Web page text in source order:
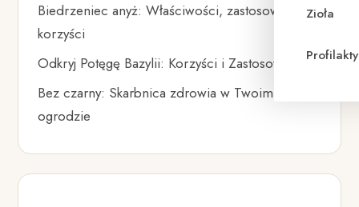
Zioła
Biedrzeniec anyż: Właściwości, zastosowania i
korzyści
Odkryj Potęgę Bazylii: Korzyści i Zastosowania
Bez czarny: Skarbnica zdrowia w Twoim
ogrodzie